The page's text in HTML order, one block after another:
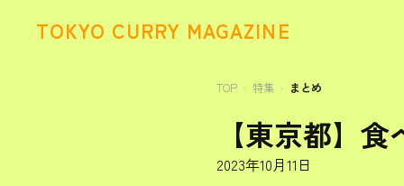
TOKYO CURRY MAGAZINE
TOP 特集 まとめ
【東京都】
2023年10月11日